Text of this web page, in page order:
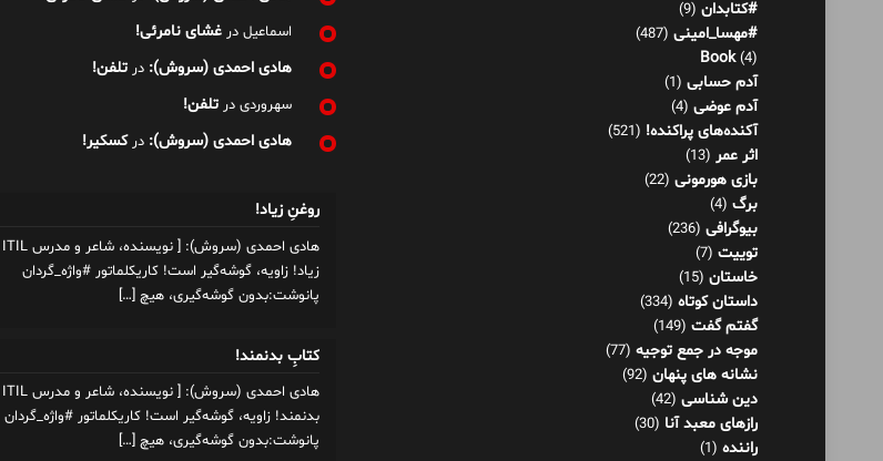
#کتابدان (9)
#مهسا_امینی (487)
Book(4)
آدم حسابی (1)
آدم عوضی (4)
آکنده‌های پراکنده! (521)
اثر عمر (13)
بازی هورمونی (22)
برگ (4)
بیوگرافی (236)
توییت (7)
خاستان (15)
داستان کوتاه (334)
گفتم گفت (149)
موجه در جمع توجیه (77)
نشانه های پنهان (92)
دین شناسی (42)
رازهای معبد آنا (30)
راننده (1)
اسماعیل درغشای نامرئی!
هادی احمدی (سروش): درتلفن!
سهروردی درتلفن!
هادی احمدی (سروش): درکسکیر!
روغنِ زیاد!
زیاد! زاویه، گوشه‌گیر است! کاریکلماتور #واژه_گردان
پانوشت:بدون گوشه‌گیری، هیچ […]
کتابِ بدنمند!
بدنمند! زاویه، گوشه‌گیر است! کاریکلماتور #واژه_گردان
پانوشت:بدون گوشه‌گیری، هیچ […]